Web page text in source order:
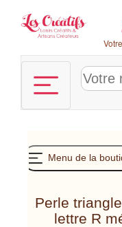
Menu de la
Perle
lettre R